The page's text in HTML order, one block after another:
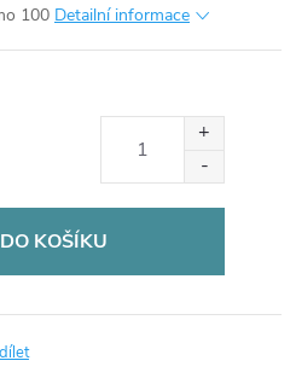
100 Detailní informace
KOŠÍKU